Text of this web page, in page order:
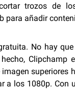
trozos de
para añadir
No hay
los 1080p. Con